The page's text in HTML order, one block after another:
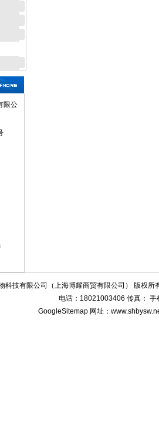
限公
科技有限公司（上海博耀商贸有限公司） 版权所
电话：18021003406 传真： 手
GoogleSitemap 网址：